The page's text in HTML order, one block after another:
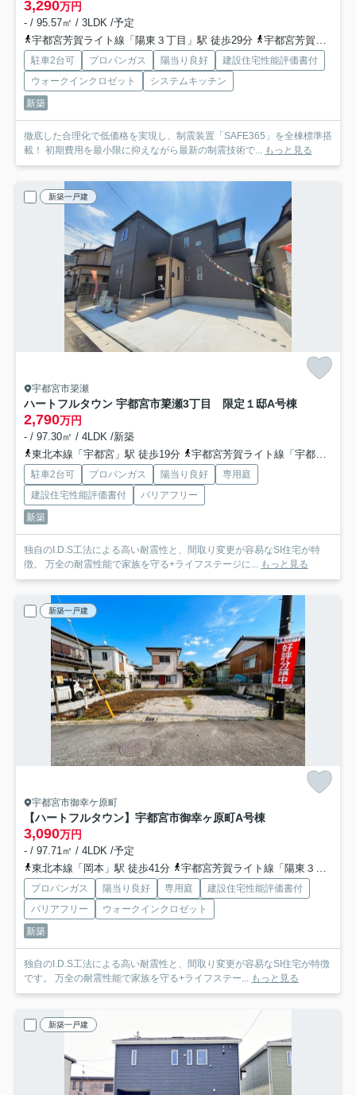
3,290万円
- / 95.57㎡ / 3LDK /予定
宇都宮芳賀ライト線「陽東３丁目」駅 徒歩29分
宇都宮芳賀ライト線「宇都宮大学陽東キャンパス」駅 徒歩31分
駐車2台可 プロパンガス 陽当り良好
建設住宅性能評価書付
ウォークインクロゼット
システムキッチン
新築
徹底した合理化で低価格を実現し、制震装置「SAFE365」を全棟標準搭
載！ 初期費用を最小限に抑えながら最新の制震技術で... もっと見る
新築一戸建
宇都宮市簗瀬
ハートフルタウン 宇都宮市簗瀬3丁目 限定１邸A号棟
2,790万円
- / 97.30㎡ / 4LDK /新築
東北本線「宇都宮」駅 徒歩19分
宇都宮芳賀ライト線「宇都宮駅東口」駅 徒歩38分
駐車2台可 プロパンガス 陽当り良好
専用庭
建設住宅性能評価書付
バリアフリー
新築
独自のI.D.S工法による高い耐震性と、間取り変更が容易なSI住宅が特
徴。 万全の耐震性能で家族を守る+ライフステージに... もっと見る
新築一戸建
宇都宮市御幸ケ原町
【ハートフルタウン】宇都宮市御幸ヶ原町A号棟
3,090万円
- / 97.71㎡ / 4LDK /予定
東北本線「岡本」駅 徒歩41分
宇都宮芳賀ライト線「陽東３丁目」駅 徒歩38分
プロパンガス 陽当り良好 専用庭
建設住宅性能評価書付
バリアフリー
ウォークインクロゼット
新築
独自のI.D.S工法による高い耐震性と、間取り変更が容易なSI住宅が特徴
です。 万全の耐震性能で家族を守る+ライフステー... もっと見る
新築一戸建